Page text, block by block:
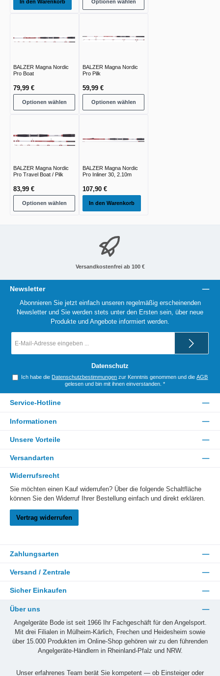
In den Warenkorb Optionen wählen
BALZER Magna Nordic
Pro Boat
79,99 €
Optionen wählen
BALZER Magna Nordic
Pro Pilk
59,99 €
Optionen wählen
BALZER Magna Nordic
Pro Travel Boat / Pilk
83,99 €
Optionen wählen
BALZER Magna Nordic
Pro Inliner 30, 2.10m
107,90 €
In den Warenkorb
Versandkostenfrei ab 100 €
Newsletter
Abonnieren Sie jetzt einfach unseren regelmäßig erscheinenden
Newsletter und Sie werden stets unter den Ersten sein, über neue
Produkte und Angebote informiert werden.
Mail-
Datenschutz
Ich habe die Datenschutzbestimmungen zur Kenntnis genommen und dieAGB
gelesen und bin mit ihnen einverstanden. *
Service-Hotline
Informationen
Unsere Vorteile
Versandarten
Widerrufsrecht
Sie möchten einen Kauf widerrufen? Über die folgende Schaltfläche
können Sie den Widerruf Ihrer Bestellung einfach und direkt erklären.
Vertrag widerrufen
Zahlungsarten
Versand / Zentrale
Sicher Einkaufen
Über uns
Angelgeräte Bode ist seit 1966 Ihr Fachgeschäft für den Angelsport.
Mit drei Filialen in Mülheim-Kärlich, Frechen und Heidesheim sowie
über 15.000 Produkten im Online-Shop gehören wir zu den führenden
Angelgeräte-Händlern in Rheinland-Pfalz und NRW.
Unser erfahrenes Team berät Sie kompetent — ob Einsteiger oder